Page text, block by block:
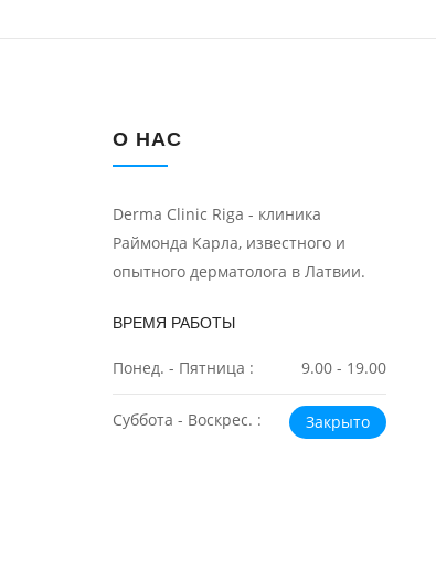
О НАС
Derma Clinic Riga - клиника
Раймонда Карла, известного и
опытного дерматолога в Латвии.
ВРЕМЯ РАБОТЫ
Понед. - Пятница : 9.00 - 19.00
Суббота - Воскрес. : Закрыто